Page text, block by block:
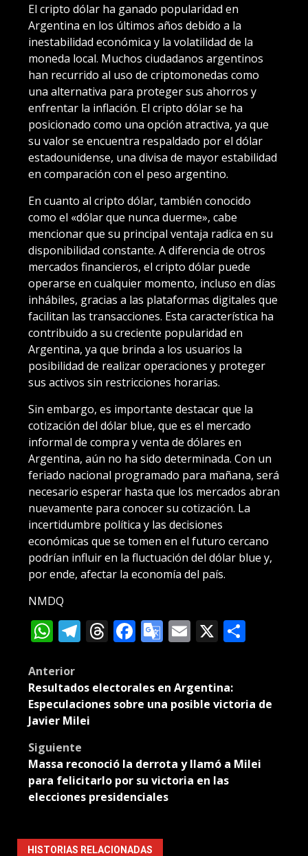
El cripto dólar ha ganado popularidad en
Argentina en los últimos años debido a la
inestabilidad económica y la volatilidad de la
moneda local. Muchos ciudadanos argentinos
han recurrido al uso de criptomonedas como
una alternativa para proteger sus ahorros y
enfrentar la inflación. El cripto dólar se ha
posicionado como una opción atractiva, ya que
su valor se encuentra respaldado por el dólar
estadounidense, una divisa de mayor estabilidad
en comparación con el peso argentino.
En cuanto al cripto dólar, también conocido
como el «dólar que nunca duerme», cabe
mencionar que su principal ventaja radica en su
disponibilidad constante. A diferencia de otros
mercados financieros, el cripto dólar puede
operarse en cualquier momento, incluso en días
inhábiles, gracias a las plataformas digitales que
facilitan las transacciones. Esta característica ha
contribuido a su creciente popularidad en
Argentina, ya que brinda a los usuarios la
posibilidad de realizar operaciones y proteger
sus activos sin restricciones horarias.
Sin embargo, es importante destacar que la
cotización del dólar blue, que es el mercado
informal de compra y venta de dólares en
Argentina, aún no ha sido determinada. Con un
feriado nacional programado para mañana, será
necesario esperar hasta que los mercados abran
nuevamente para conocer su cotización. La
incertidumbre política y las decisiones
económicas que se tomen en el futuro cercano
podrían influir en la fluctuación del dólar blue y,
por ende, afectar la economía del país.
NMDQ
WhatsApp
Telegram
Threads
Facebook
Google
Translate
Email
X
Post
navigation
Anterior
Resultados electorales en Argentina:
Especulaciones sobre una posible victoria de
Javier Milei
Siguiente
Massa reconoció la derrota y llamó a Milei
para felicitarlo por su victoria en las
elecciones presidenciales
HISTORIAS RELACIONADAS